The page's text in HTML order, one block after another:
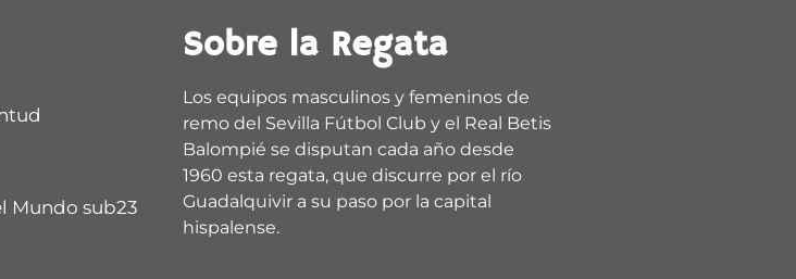
Mundo sub23
Sobre la Regata
Los equipos masculinos y femeninos de
remo del Sevilla Fútbol Club y el Real Betis
Balompié se disputan cada año desde
1960 esta regata, que discurre por el río
Guadalquivir a su paso por la capital
hispalense.